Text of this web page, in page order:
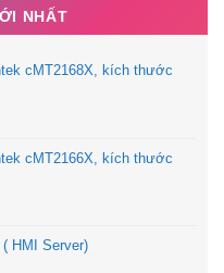
NHẤT
cMT2168X, kích thước
cMT2166X, kích thước
HMI Server)